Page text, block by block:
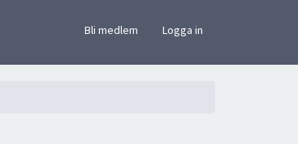
Bli medlem Logga in